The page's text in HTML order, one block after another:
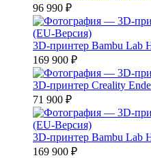
96 990 ₽
3D-принтер Bambu Lab
169 900 ₽
3D-принтер Creality
71 900 ₽
3D-принтер Bambu Lab
169 900 ₽